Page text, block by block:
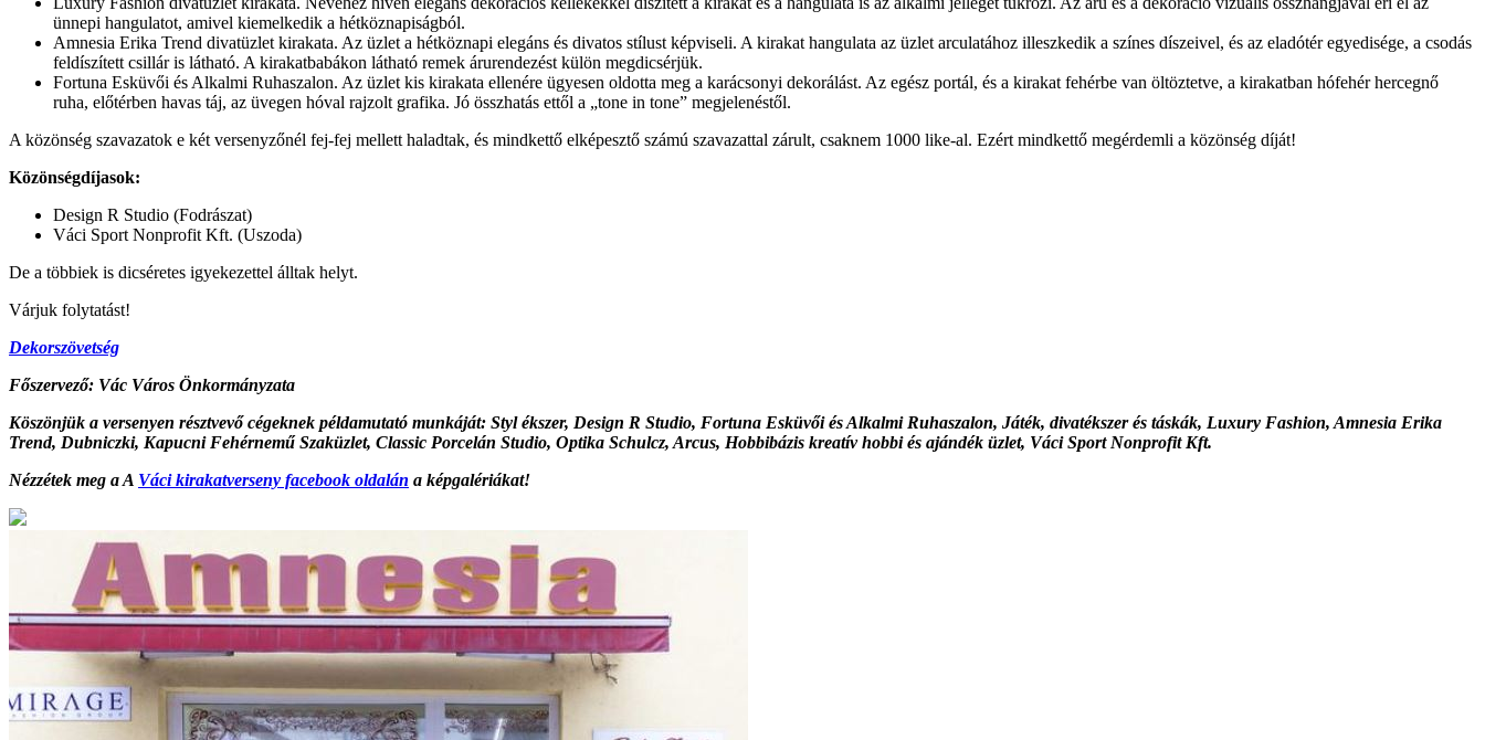
ünnepi hangulatot, amivel kiemelkedik a hétköznapiságból.
Amnesia Erika Trend divatüzlet kirakata. Az üzlet a hétköznapi elegáns és divatos stílust képviseli. A kirakat hangulata az üzlet arculatához illeszkedik a színes díszeivel, és az eladótér egyedisége, a csodás
feldíszített csillár is látható. A kirakatbabákon látható remek árurendezést külön megdicsérjük.
Fortuna Esküvői és Alkalmi Ruhaszalon. Az üzlet kis kirakata ellenére ügyesen oldotta meg a karácsonyi dekorálást. Az egész portál, és a kirakat fehérbe van öltöztetve, a kirakatban hófehér hercegnő
ruha, előtérben havas táj, az üvegen hóval rajzolt grafika. Jó összhatás ettől a „tone in tone” megjelenéstől.
A közönség szavazatok e két versenyzőnél fej-fej mellett haladtak, és mindkettő elképesztő számú szavazattal zárult, csaknem 1000 like-al. Ezért mindkettő megérdemli a közönség díját!
Közönségdíjasok:
Design R Studio (Fodrászat)
Váci Sport Nonprofit Kft. (Uszoda)
De a többiek is dicséretes igyekezettel álltak helyt.
Várjuk folytatást!
Dekorszövetség
Főszervező: Vác Város Önkormányzata
Köszönjük a versenyen résztvevő cégeknek példamutató munkáját: Styl ékszer, Design R Studio, Fortuna Esküvői és Alkalmi Ruhaszalon, Játék, divatékszer és táskák, Luxury Fashion, Amnesia Erika
Trend, Dubniczki, Kapucni Fehérnemű Szaküzlet, Classic Porcelán Studio, Optika Schulcz, Arcus, Hobbibázis kreatív hobbi és ajándék üzlet, Váci Sport Nonprofit Kft.
Nézzétek meg a A Váci kirakatverseny facebook oldalán a képgalériákat!